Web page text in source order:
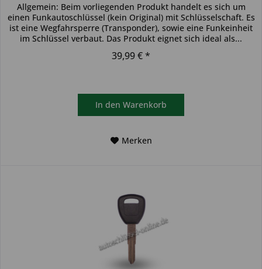
Allgemein: Beim vorliegenden Produkt handelt es sich um
einen Funkautoschlüssel (kein Original) mit Schlüsselschaft. Es
ist eine Wegfahrsperre (Transponder), sowie eine Funkeinheit
im Schlüssel verbaut. Das Produkt eignet sich ideal als...
39,99 € *
In den Warenkorb
Merken